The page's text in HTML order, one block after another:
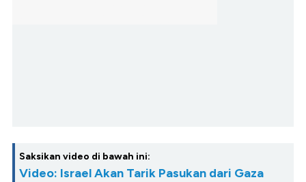
Saksikan video di bawah ini:
Video: Israel Akan Tarik Pasukan dari Gaza